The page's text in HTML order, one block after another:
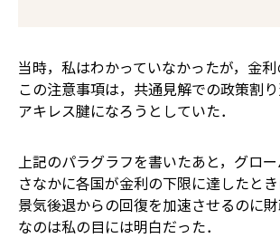
当時，私はわかっていなかったが，金
この注意事項は，共通見解での政策割り
アキレス腱になろうとしていた．
上記のパラグラフを書いたあと，グロ
さなかに各国が金利の下限に達したと
景気後退からの回復を加速させるのに
なのは私の目には明白だった．